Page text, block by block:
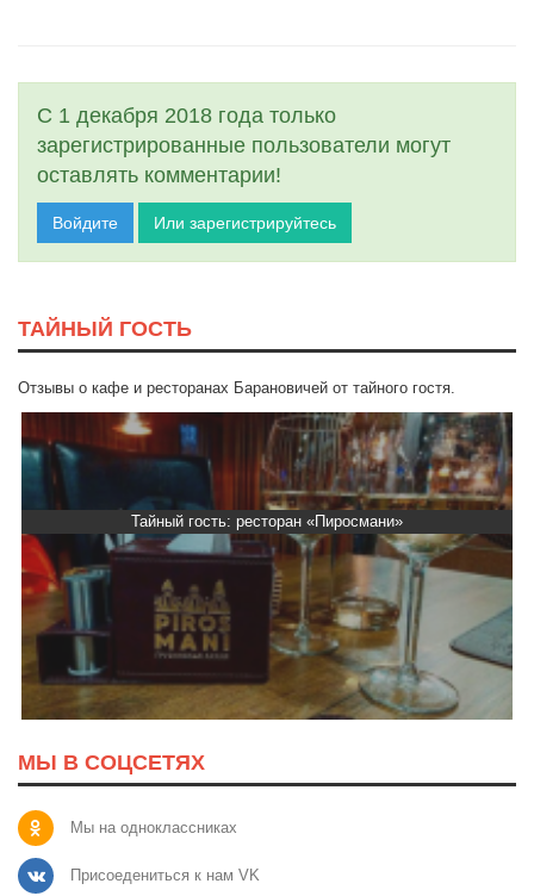
С 1 декабря 2018 года только
зарегистрированные пользователи могут
оставлять комментарии!
Войдите Или зарегистрируйтесь
ТАЙНЫЙ ГОСТЬ
Отзывы о кафе и ресторанах Барановичей от тайного гостя.
ресторан «Пиросмани»
МЫ В СОЦСЕТЯХ
Мы на одноклассниках
Присоедениться к нам VK